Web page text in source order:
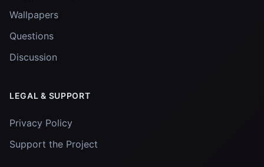
Wallpapers
Questions
Discussion
LEGAL & SUPPORT
Privacy Policy
Support the Project